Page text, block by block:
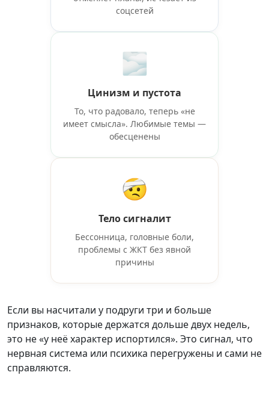
соцсетей
🌫️
Цинизм и пустота
То, что радовало, теперь «не
имеет смысла». Любимые темы —
обесценены
🤕
Тело сигналит
Бессонница, головные боли,
проблемы с ЖКТ без явной
причины
Если вы насчитали у подруги три и больше
признаков, которые держатся дольше двух недель,
это не «у неё характер испортился». Это сигнал, что
нервная система или психика перегружены и сами не
справляются.